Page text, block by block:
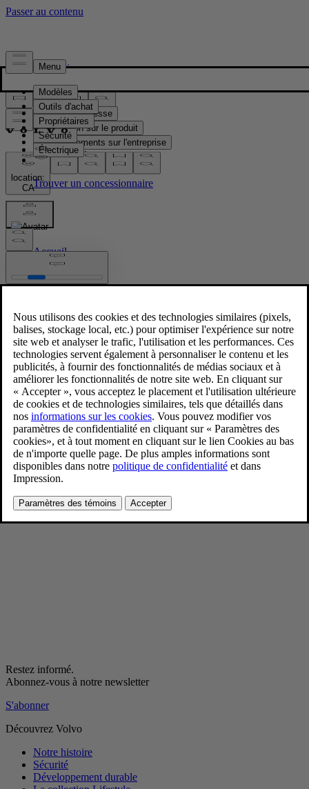
Presse & Médias
Matériel de presse
Information sur le produit
Renseignements sur l'entreprise
Contacts médias
location:
CA
Images
Accueil
/Images
Refreshed Volvo XC60 exterior
2/18/2025
Favoris
Partager
Télécharger
Refreshed Volvo XC60 exterior
Pour consulter toute l’information sur les droits d’auteur, cliquez ici